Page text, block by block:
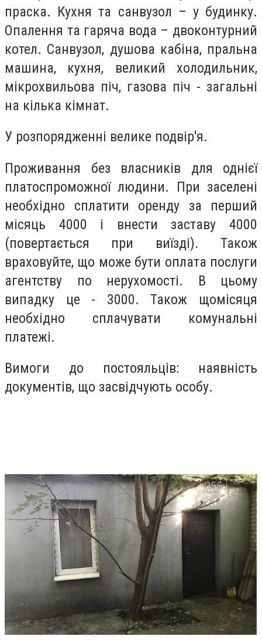
праска. Кухня та санвузол – у будинку.
Опалення та гаряча вода – двоконтурний
котел. Санвузол, душова кабіна, пральна
машина, кухня, великий холодильник,
мікрохвильова піч, газова піч - загальні
на кілька кімнат.
У розпорядженні велике подвір'я.
Проживання без власників для однієї
платоспроможної людини. При заселені
необхідно сплатити оренду за перший
місяць 4000 і внести заставу 4000
(повертається при виїзді). Також
враховуйте, що може бути оплата послуги
агентству по нерухомості. В цьому
випадку це - 3000. Також щомісяця
необхідно сплачувати комунальні
платежі.
Вимоги до постояльців: наявність
документів, що засвідчують особу.